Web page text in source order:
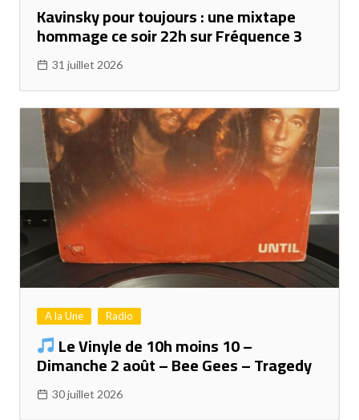
Kavinsky pour toujours : une mixtape
hommage ce soir 22h sur Fréquence 3
31 juillet 2026
A la Une Radio
Le Vinyle de 10h moins 10 –
Dimanche 2 août – Bee Gees – Tragedy
30 juillet 2026